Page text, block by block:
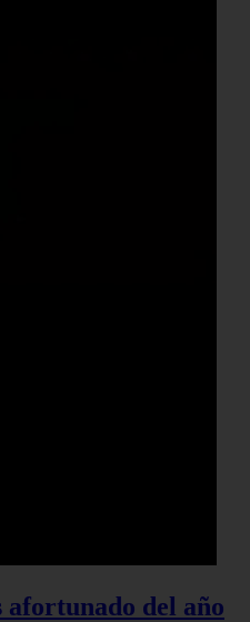
del año